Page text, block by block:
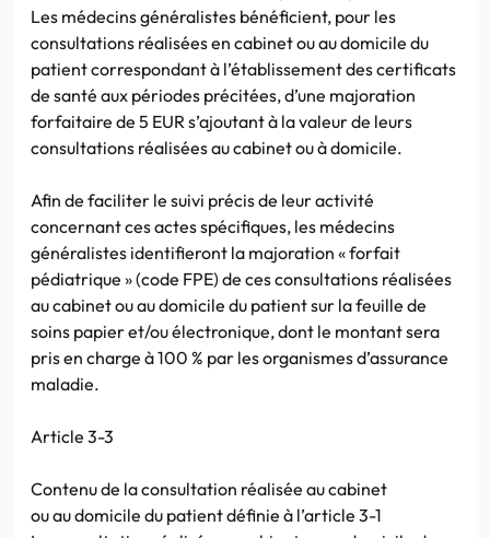
Les médecins généralistes bénéficient, pour les
consultations réalisées en cabinet ou au domicile du
patient correspondant à l’établissement des certificats
de santé aux périodes précitées, d’une majoration
forfaitaire de 5 EUR s’ajoutant à la valeur de leurs
consultations réalisées au cabinet ou à domicile.
Afin de faciliter le suivi précis de leur activité
concernant ces actes spécifiques, les médecins
généralistes identifieront la majoration « forfait
pédiatrique » (code FPE) de ces consultations réalisées
au cabinet ou au domicile du patient sur la feuille de
soins papier et/ou électronique, dont le montant sera
pris en charge à 100 % par les organismes d’assurance
maladie.
Article 3-3
Contenu de la consultation réalisée au cabinet
ou au domicile du patient définie à l’article 3-1